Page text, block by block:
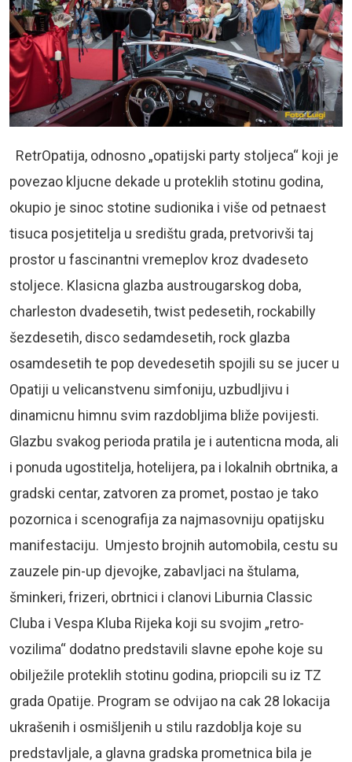
RetrOpatija, odnosno „opatijski party stoljeca“ koji je
povezao kljucne dekade u proteklih stotinu godina,
okupio je sinoc stotine sudionika i više od petnaest
tisuca posjetitelja u središtu grada, pretvorivši taj
prostor u fascinantni vremeplov kroz dvadeseto
stoljece. Klasicna glazba austrougarskog doba,
charleston dvadesetih, twist pedesetih, rockabilly
šezdesetih, disco sedamdesetih, rock glazba
osamdesetih te pop devedesetih spojili su se jucer u
Opatiji u velicanstvenu simfoniju, uzbudljivu i
dinamicnu himnu svim razdobljima bliže povijesti.
Glazbu svakog perioda pratila je i autenticna moda, ali
i ponuda ugostitelja, hotelijera, pa i lokalnih obrtnika, a
gradski centar, zatvoren za promet, postao je tako
pozornica i scenografija za najmasovniju opatijsku
manifestaciju. Umjesto brojnih automobila, cestu su
zauzele pin-up djevojke, zabavljaci na štulama,
šminkeri, frizeri, obrtnici i clanovi Liburnia Classic
Cluba i Vespa Kluba Rijeka koji su svojim „retro-
vozilima“ dodatno predstavili slavne epohe koje su
obilježile proteklih stotinu godina, priopcili su iz TZ
grada Opatije. Program se odvijao na cak 28 lokacija
ukrašenih i osmišljenih u stilu razdoblja koje su
predstavljale, a glavna gradska prometnica bila je